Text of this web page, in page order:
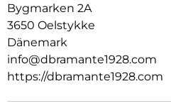
Bygmarken 2A
3650 Oelstykke
Dänemark
info@dbramante1928.com
https://dbramante1928.com